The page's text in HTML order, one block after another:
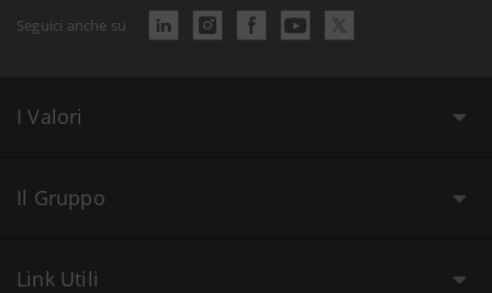
Seguici anche su
I Valori
Il Gruppo
Link Utili